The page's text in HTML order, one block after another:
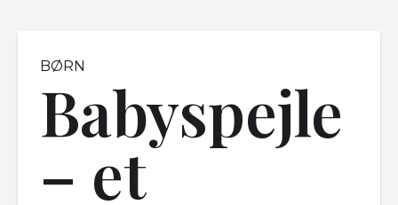
Babyspejle
– et
BØRN